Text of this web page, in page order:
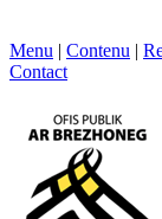
Menu | Contenu |
Contact